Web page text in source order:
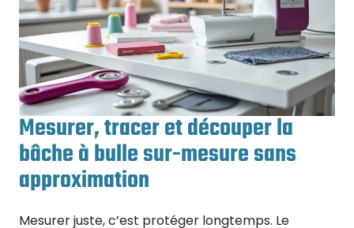
Mesurer, tracer et découper la
bâche à bulle sur-mesure sans
approximation
Mesurer juste, c’est protéger longtemps. Le